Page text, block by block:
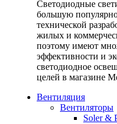
Светодиодные
большую
технической
жилых и
поэтому имеют
эффективности и
светодиодное
целей в магазине
Вентиляция
Вентиляторы
Soler &